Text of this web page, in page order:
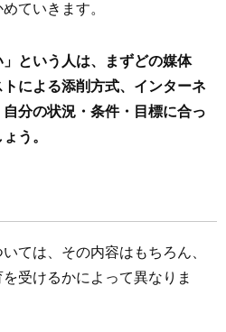
ていきます。
」という人は、まずどの媒体
トによる添削方式、インターネ
分の状況・条件・目標に合っ
う。
ては、その内容はもちろん、
受けるかによって異なりま